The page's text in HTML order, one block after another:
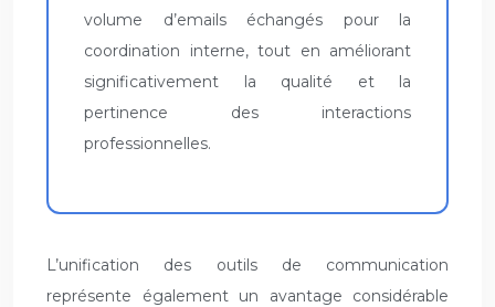
volume d’emails échangés pour la
coordination interne, tout en améliorant
significativement la qualité et la
pertinence des interactions
professionnelles.
L’unification des outils de communication
représente également un avantage considérable